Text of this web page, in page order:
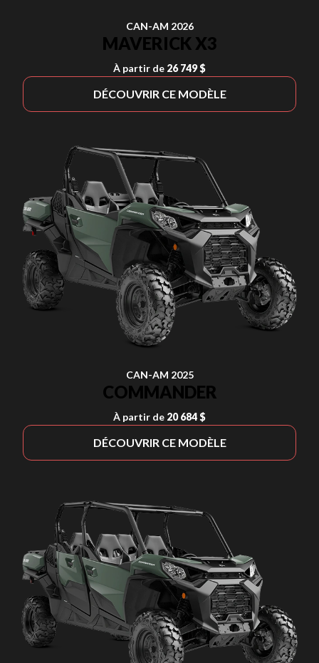
CAN-AM 2026
MAVERICK X3
À partir de 26 749 $
DÉCOUVRIR CE MODÈLE
CAN-AM 2025
COMMANDER
À partir de 20 684 $
DÉCOUVRIR CE MODÈLE